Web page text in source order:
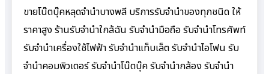
ขายโน๊ตบุ๊คหลุดจำนำบางพลี บริการรับจำนำของทุกชนิด ให้
ราคาสูง ร้านรับจํานําใกล้ฉัน รับจำนำมือถือ รับจำนำโทรศัพท์
รับจำนำเครื่องใช้ไฟฟ้า รับจำนำแท็บเล็ต รับจำนำไอโฟน รับ
จำนำคอมพิวเตอร์ รับจำนำโน๊ตบุ๊ค รับจำนำกล้อง รับจำนำ